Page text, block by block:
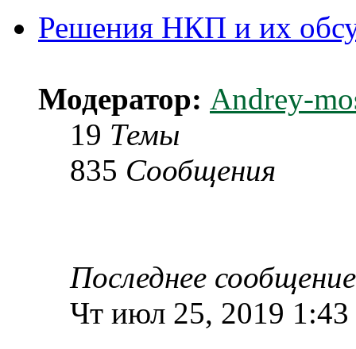
Решения НКП и их
Модератор: Andrey-
19 Темы
835 Сообщения
Последнее сообщение
Чт июл 25, 2019 1:43